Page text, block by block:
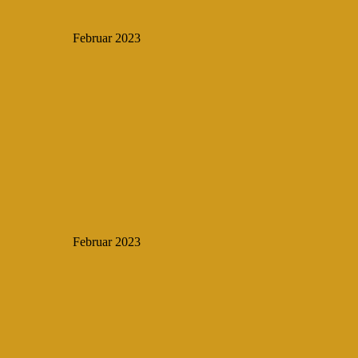
Februar 2023
Februar 2023